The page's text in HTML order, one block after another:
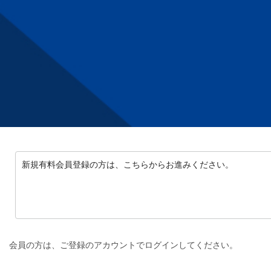
新規有料会員登録の方は、こちらからお進みください。
会員の方は、ご登録のアカウントでログインしてください。